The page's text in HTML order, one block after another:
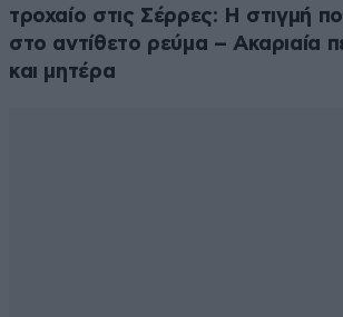
τροχαίο στις Σέρρες: Η στιγμή
στο αντίθετο ρεύμα – Ακαριαία
και μητέρα